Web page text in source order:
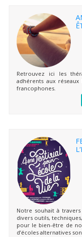
Retrouvez ici les
adhérents aux
francophones.
Notre souhait à
divers outils,
pour le bien-être de
d’écoles alternatives